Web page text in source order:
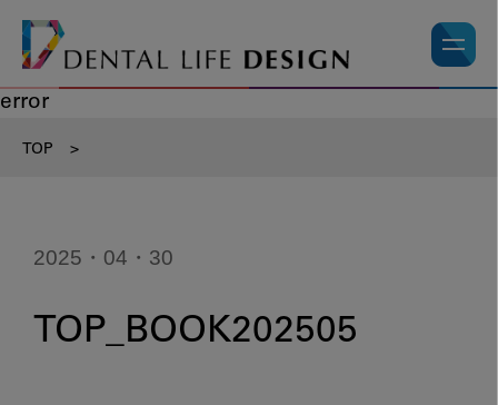
error
TOP >
2025・04・30
TOP_BOOK202505